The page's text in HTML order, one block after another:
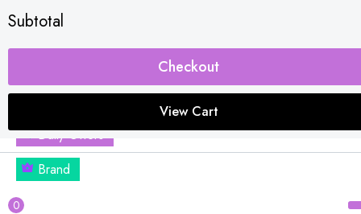
OFFICE & HOME
Buy 1 Get Free
Daily Offers
Brand
0
Subtotal
Checkout
View Cart